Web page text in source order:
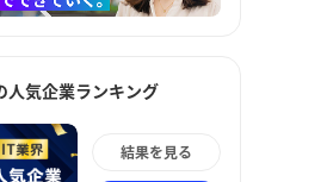
人気企業ランキング
結果を見る